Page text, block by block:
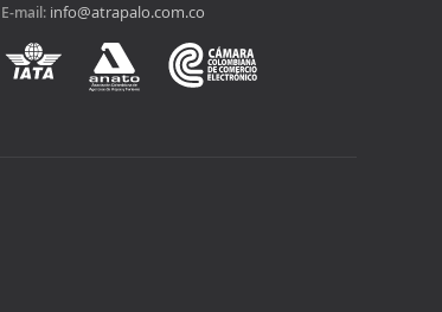
E-mail: info@atrapalo.com.co